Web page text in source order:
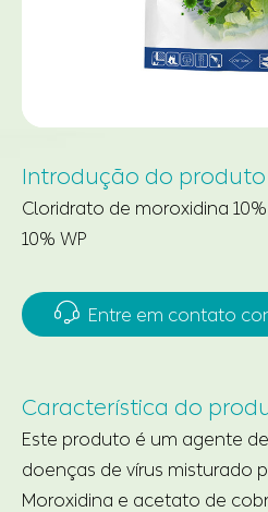
Introdução do produto
Cloridrato de moroxidina
10% WP
 Entre em contato
Característica do
Este produto é um agente
doenças de vírus misturado
Moroxidina e acetato de